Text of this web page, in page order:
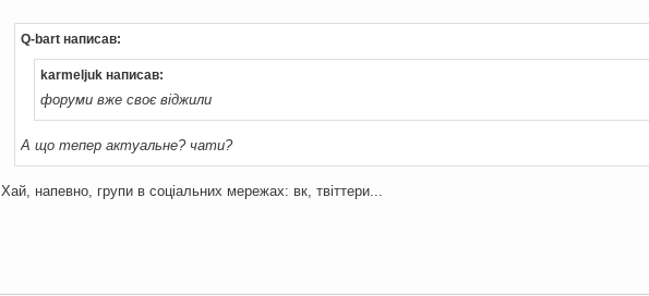
Q-bart написав:
karmeljuk написав:
форуми вже своє віджили
А що тепер актуальне? чати?
Хай, напевно, групи в соціальних мережах: вк, твіттери...